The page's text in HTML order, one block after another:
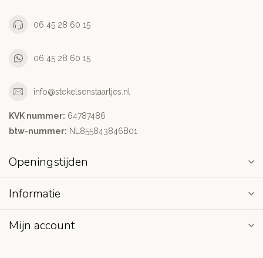
06 45 28 60 15
06 45 28 60 15
info@stekelsenstaartjes.nl
KVK nummer: 64787486
btw-nummer: NL855843846B01
Openingstijden
Informatie
Mijn account